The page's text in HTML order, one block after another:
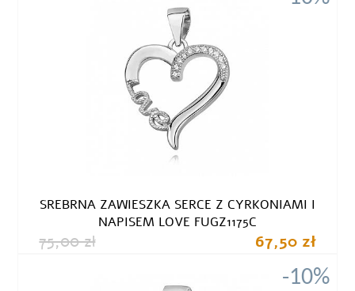
SREBRNA ZAWIESZKA SERCE Z CYRKONIAMI I
NAPISEM LOVE FUGZ1175C
75,00 zł 67,50 zł
-10%